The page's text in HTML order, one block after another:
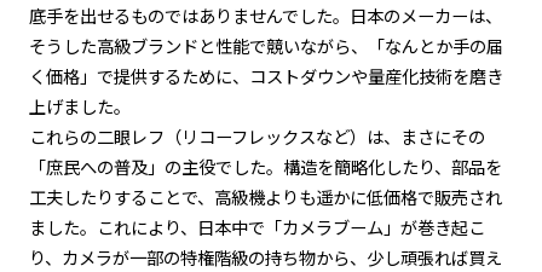
底手を出せるものではありませんでした。日本のメーカーは、
そうした高級ブランドと性能で競いながら、「なんとか手の届
く価格」で提供するために、コストダウンや量産化技術を磨き
上げました。
これらの二眼レフ（リコーフレックスなど）は、まさにその
「庶民への普及」の主役でした。構造を簡略化したり、部品を
工夫したりすることで、高級機よりも遥かに低価格で販売され
ました。これにより、日本中で「カメラブーム」が巻き起こ
り、カメラが一部の特権階級の持ち物から、少し頑張れば買え